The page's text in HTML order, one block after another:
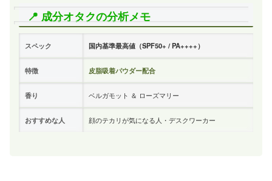
📍 成分オタクの分析メモ
スペック 国内基準最高値（SPF50+ / PA++++）
特徴 皮脂吸着パウダー配合
香り ベルガモット ＆ ローズマリー
おすすめな人 顔のテカリが気になる人・デスクワーカー